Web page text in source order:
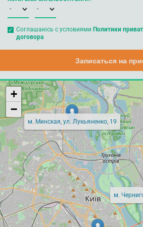
зуд или заложенность ушей.
крапивница, респираторный аллергозах, отек
При наличии аллергии ребенок как
медицинской помощи - раннее начало
полное выздоровление или длительную
тяжелых проявлений аллергии.
Симптомы аллергии у детей, при наличии
скорую помощь:
отек органа дыхательной системы;
отеки лица или головы;
резкий спазм дыхательных путей;
потеря сознания.
Аллергопробы и консультация
Соглашаюсь с условиями Политики
договора
Записаться на
м. Минская, ул. Лукьяненко, 19
м.
+
−